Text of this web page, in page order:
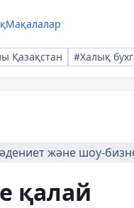
Мақалалар
Қазақстан #Халық
және шоу-
қалай